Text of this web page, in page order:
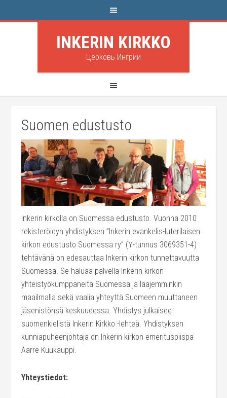
INKERIN KIRKKO
Церковь Ингрии
Suomen edustusto
Inkerin kirkolla on Suomessa edustusto. Vuonna 2010
rekisteröidyn yhdistyksen ”Inkerin evankelis-luterilaisen
kirkon edustusto Suomessa ry” (Y-tunnus 3069351-4)
tehtävänä on edesauttaa Inkerin kirkon tunnettavuutta
Suomessa. Se haluaa palvella Inkerin kirkon
yhteistyökumppaneita Suomessa ja laajemminkin
maailmalla sekä vaalia yhteyttä Suomeen muuttaneen
jäsenistönsä keskuudessa. Yhdistys julkaisee
suomenkielistä Inkerin Kirkko -lehteä. Yhdistyksen
kunniapuheenjohtaja on Inkerin kirkon emerituspiispa
Aarre Kuukauppi.
Yhteystiedot: